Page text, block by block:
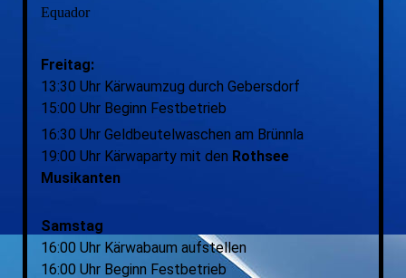
Equador
Freitag:
13:30 Uhr Kärwaumzug durch Gebersdorf
15:00 Uhr Beginn Festbetrieb
16:30 Uhr Geldbeutelwaschen am Brünnla
19:00 Uhr Kärwaparty mit den Rothsee
Musikanten
Samstag
16:00 Uhr Kärwabaum aufstellen
16:00 Uhr Beginn Festbetrieb